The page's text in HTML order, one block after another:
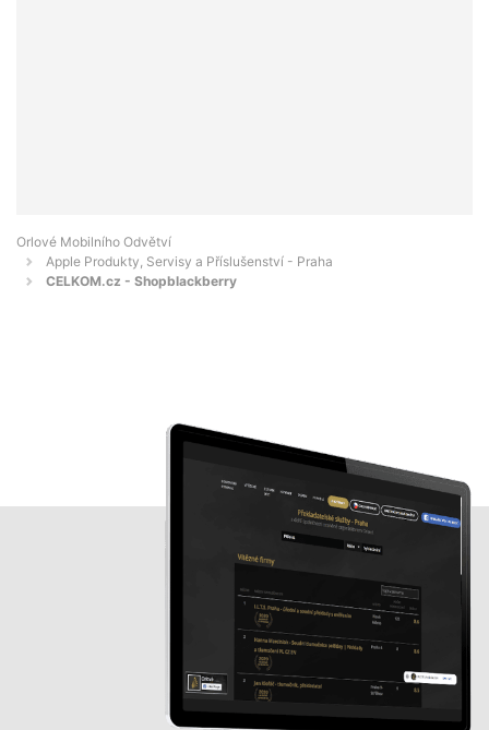
Orlové Mobilního Odvětví
Apple Produkty, Servisy a Příslušenství - Praha
CELKOM.cz - Shopblackberry